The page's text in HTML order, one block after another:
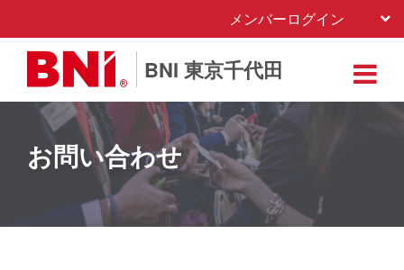
メンバーログイン
BNI 東京千代田
お問い合わせ